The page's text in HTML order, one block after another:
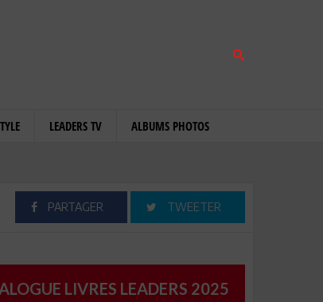
LEADERS TV ALBUMS PHOTOS
PARTAGER TWEETER
LIVRES LEADERS 2025